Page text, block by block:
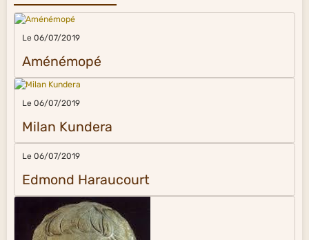
Le 06/07/2019
Aménémopé
Le 06/07/2019
Milan Kundera
Le 06/07/2019
Edmond Haraucourt